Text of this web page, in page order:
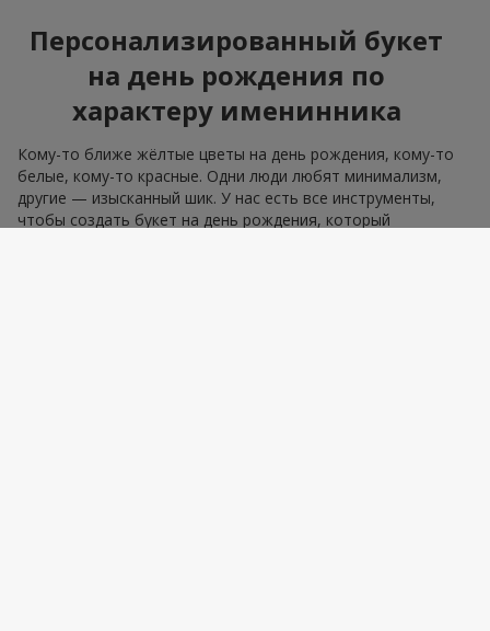
Персонализированный букет
на день рождения по
характеру именинника
Кому-то ближе жёлтые цветы на день рождения, кому-то
белые, кому-то красные. Одни люди любят минимализм,
другие — изысканный шик. У нас есть все инструменты,
чтобы создать букет на день рождения, который